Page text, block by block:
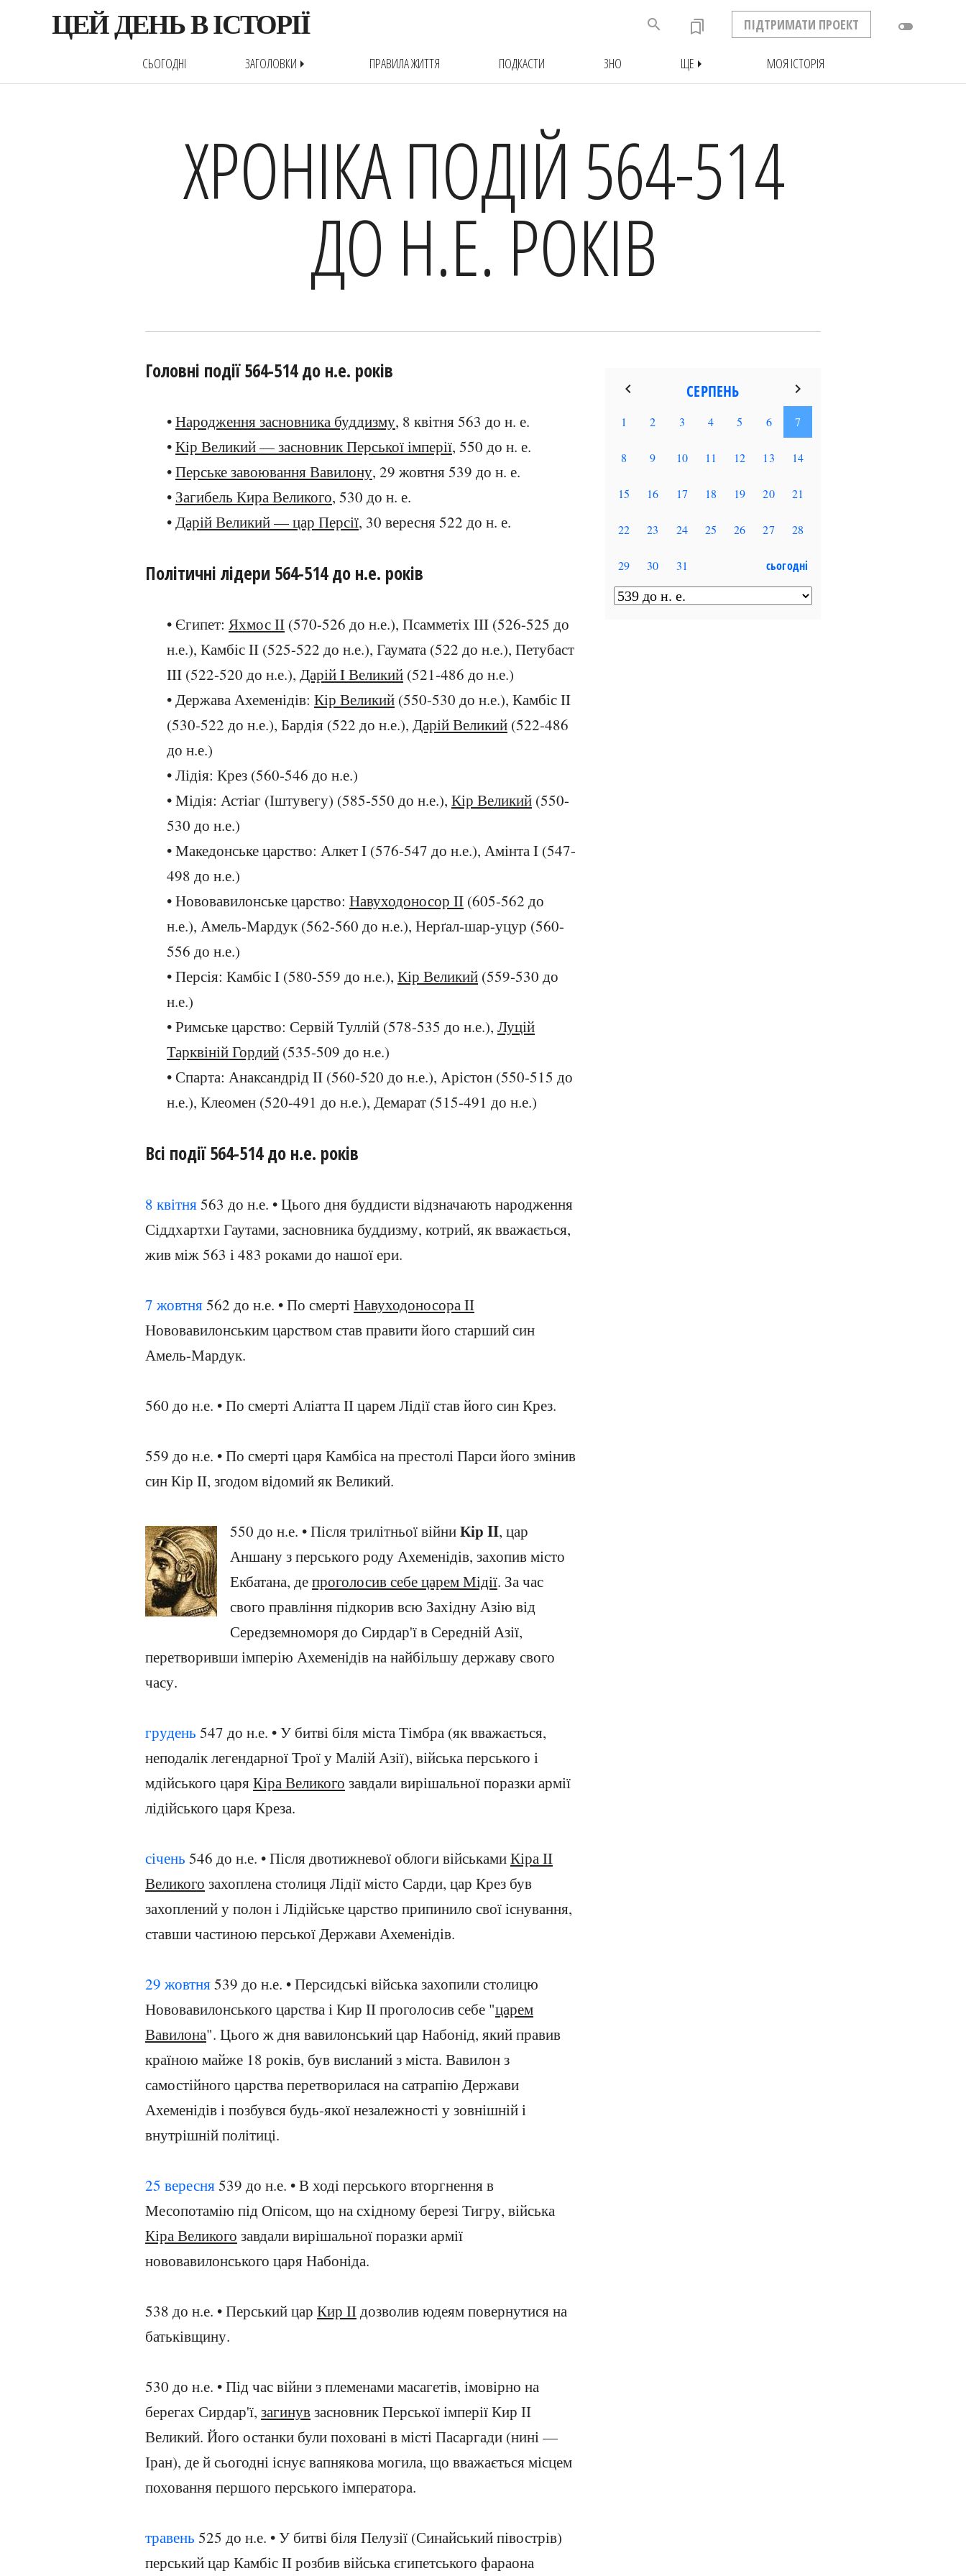
ЦЕЙ ДЕНЬ В ІСТОРІЇ toggle_off
ПІДТРИМАТИ ПРОЕКТ
bookmarks
search
СЬОГОДНІ ЗАГОЛОВКИarrow_right ПРАВИЛА ЖИТТЯ ПОДКАСТИ ЗНО ЩЕarrow_right МОЯ ІСТОРІЯ
ХРОНІКА ПОДІЙ 564-514
ДО Н.Е. РОКІВ
Головні події 564-514 до н.е. років
•Народження засновника буддизму, 8 квітня 563 до н. е.
•Кір Великий — засновник Перської імперії, 550 до н. е.
•Перське завоювання Вавилону, 29 жовтня 539 до н. е.
• Загибель Кира Великого, 530 до н. е.
•Дарій Великий — цар Персії, 30 вересня 522 до н. е.
Політичні лідери 564-514 до н.е. років
• Єгипет: Яхмос II (570-526 до н.е.), Псамметіх III (526-525 до
н.е.), Камбіс II (525-522 до н.е.), Гаумата (522 до н.е.), Петубаст
III (522-520 до н.е.), Дарій I Великий (521-486 до н.е.)
• Держава Ахеменідів: Кір Великий (550-530 до н.е.), Камбіс II
(530-522 до н.е.), Бардія (522 до н.е.), Дарій Великий (522-486
до н.е.)
• Лідія: Крез (560-546 до н.е.)
• Мідія: Астіаг (Іштувегу) (585-550 до н.е.), Кір Великий (550-
530 до н.е.)
• Македонське царство: Алкет I (576-547 до н.е.), Амінта I (547-
498 до н.е.)
• Нововавилонське царство: Навуходоносор II (605-562 до
н.е.), Амель-Мардук (562-560 до н.е.), Нерґал-шар-уцур (560-
556 до н.е.)
• Персія: Камбіс I (580-559 до н.е.), Кір Великий (559-530 до
н.е.)
• Римське царство: Сервій Туллій (578-535 до н.е.), Луцій
Тарквіній Гордий (535-509 до н.е.)
• Спарта: Анаксандрід II (560-520 до н.е.), Арістон (550-515 до
н.е.), Клеомен (520-491 до н.е.), Демарат (515-491 до н.е.)
Всі події 564-514 до н.е. років
8 квітня563 до н.е. • Цього дня буддисти відзначають народження
Сіддхартхи Гаутами, засновника буддизму, котрий, як вважається,
жив між 563 і 483 роками до нашої ери.
7 жовтня562 до н.е. • По смертіНавуходоносора II
Нововавилонським царством став правити його старший син
Амель-Мардук.
560 до н.е. • По смерті Аліатта II царем Лідії став його син Крез.
559 до н.е. • По смерті царя Камбіса на престолі Парси його змінив
син Кір II, згодом відомий як Великий.
550 до н.е. • Після трилітньої війниКір II, цар
Аншану з перського роду Ахеменідів, захопив місто
Екбатана, депроголосив себе царем Мідії. За час
свого правління підкорив всю Західну Азію від
Середземноморя до Сирдар'ї в Середній Азії,
перетворивши імперію Ахеменідів на найбільшу державу свого
часу.
грудень 547 до н.е. • У битві біля міста Тімбра (як вважається,
неподалік легендарної Трої у Малій Азії), війська перського і
мдійського царяКіра Великого завдали вирішальної поразки армії
лідійського царя Креза.
січень 546 до н.е. • Після двотижневої облоги військамиКіра II
Великого захоплена столиця Лідії місто Сарди, цар Крез був
захоплений у полон і Лідійське царство припинило свої існування,
ставши частиною перської Держави Ахеменідів.
29 жовтня539 до н.е. • Персидські війська захопили столицю
Нововавилонського царства і Кир II проголосив себе "царем
Вавилона". Цього ж дня вавилонський цар Набонід, який правив
країною майже 18 років, був висланий з міста. Вавилон з
самостійного царства перетворилася на сатрапію Держави
Ахеменідів і позбувся будь-якої незалежності у зовнішній і
внутрішній політиці.
25 вересня539 до н.е. • В ході перського вторгнення в
Месопотамію під Опісом, що на східному березі Тигру, війська
Кіра Великого завдали вирішальної поразки армії
нововавилонського царя Набоніда.
538 до н.е. • Перський цар Кир IIдозволив юдеям повернутися на
батьківщину.
530 до н.е. • Під час війни з племенами масагетів, імовірно на
берегах Сирдар'ї, загинувзасновник Перської імперії Кир ІІ
Великий. Його останки були поховані в місті Пасаргади (нині —
Іран), де й сьогодні існує вапнякова могила, що вважається місцем
поховання першого перського імператора.
травень 525 до н.е. • У битві біля Пелузії (Синайський півострів)
перський цар Камбіс II розбив війська єгипетського фараона